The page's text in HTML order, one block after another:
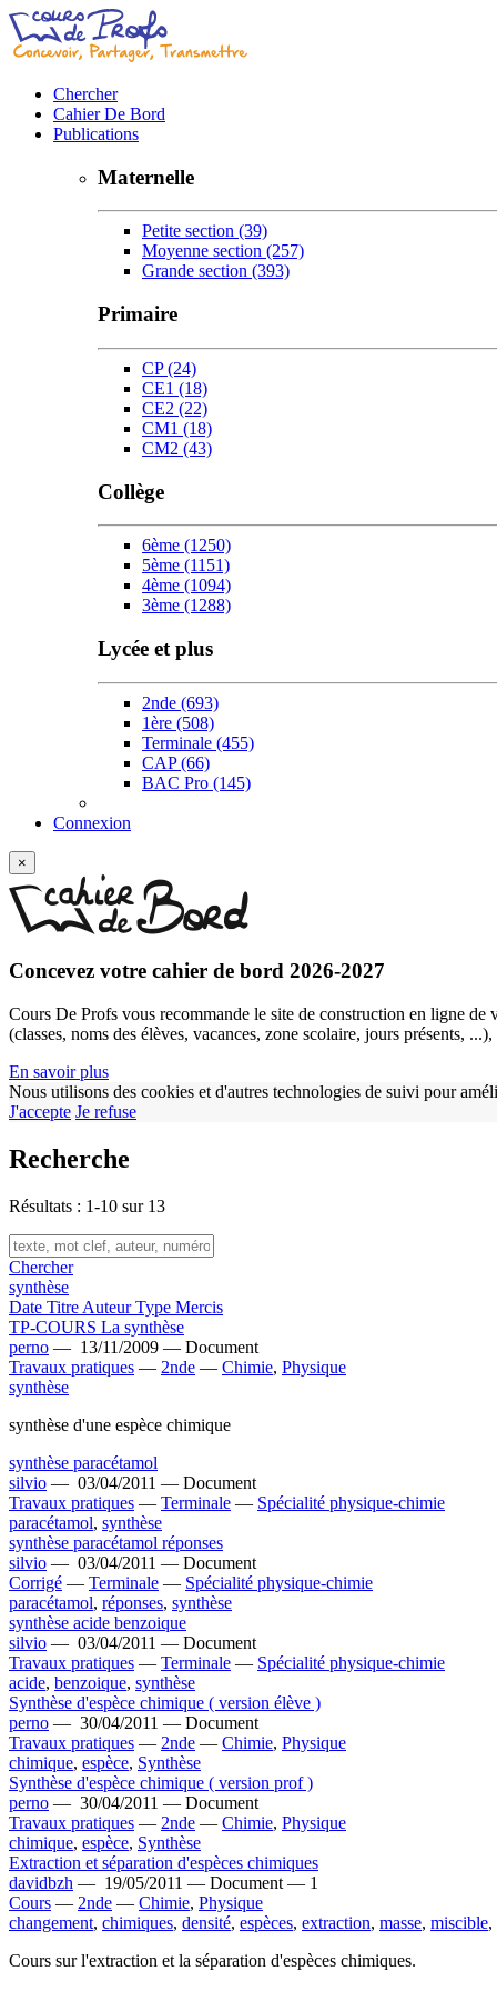
Chercher
Cahier De Bord
Publications
Maternelle
Petite section (39)
Moyenne section (257)
Grande section (393)
Primaire
CP(24)
CE1 (18)
CE2 (22)
CM1 (18)
CM2 (43)
Collège
6ème (1250)
5ème (1151)
4ème (1094)
3ème (1288)
Lycée et plus
2nde (693)
1ère (508)
Terminale (455)
CAP(66)
BAC Pro (145)
Connexion
×
Concevez votre cahier de bord 2026-2027
Cours De Profs vous recommande le site de construction en ligne de
(classes, noms des élèves, vacances, zone scolaire, jours présents,
En savoir plus
Nous utilisons des cookies et d'autres technologies de suivi pour
J'accepte Je refuse
Recherche
Résultats : 1-10 sur 13
Chercher
synthèse
Date Titre AuteurType Mercis
TP-COURS La synthèse
perno — 13/11/2009 — Document
Travaux pratiques — 2nde — Chimie, Physique
synthèse
synthèse d'une espèce chimique
synthèse paracétamol
silvio — 03/04/2011 — Document
Travaux pratiques — Terminale — Spécialité physique-chimie
paracétamol, synthèse
synthèse paracétamol réponses
silvio — 03/04/2011 — Document
Corrigé — Terminale — Spécialité physique-chimie
paracétamol, réponses, synthèse
synthèse acide benzoique
silvio — 03/04/2011 — Document
Travaux pratiques — Terminale — Spécialité physique-chimie
acide, benzoique, synthèse
Synthèse d'espèce chimique ( version élève )
perno — 30/04/2011 — Document
Travaux pratiques — 2nde — Chimie, Physique
chimique, espèce, Synthèse
Synthèse d'espèce chimique ( version prof )
perno — 30/04/2011 — Document
Travaux pratiques — 2nde — Chimie, Physique
chimique, espèce, Synthèse
Extraction et séparation d'espèces chimiques
davidbzh — 19/05/2011 — Document — 1
Cours — 2nde — Chimie, Physique
changement, chimiques, densité, espèces, extraction, masse, miscible,
Cours sur l'extraction et la séparation d'espèces chimiques.